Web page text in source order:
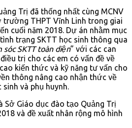
Trị đã thống nhất cùng MCNV
trường THPT Vĩnh Linh trong giai
cuối năm 2018. Dự án nhằm mục
trạng SKTT học sinh thông qua
sóc SKTT toàn diện” với các can
trị cho các em có vấn đề về
kiến thức và kỹ năng tư vấn cho
thông nâng cao nhận thức về
sinh và phụ huynh.
Sở Giáo dục đào tạo Quảng Trị
và đề xuất nhân rộng mô hình